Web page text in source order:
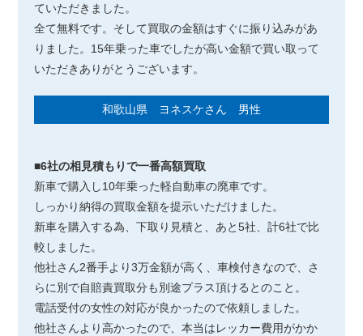
ていただきました。
全て無料です。そして買取の金額はすぐに振り込みがあ
りました。15年乗った車でしたが高い金額で買い取って
いただきありがとうございます。
和歌山県 ヨネスケさん 男性
■6社の相見積もりで一番高額買取
新車で購入し10年乗った軽自動車の廃車です。
しっかり納得の買取金額を提示いただけました。
新車を購入する為、下取り見積と、あと5社、計6社で比
較しました。
他社さん2番手より3万金額が高く、車検付きなので、さ
らに別で自賠責買取分も別途プラス頂けるとのこと。
電話受付の女性の対応が良かったので依頼しました。
他社さんより高かったので、本当はレッカー費用がかか